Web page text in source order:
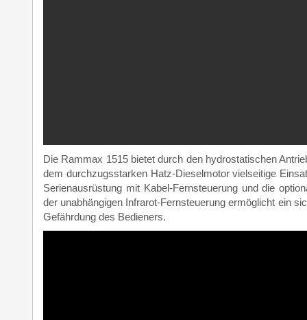
Die Rammax 1515 bietet durch den hydrostatischen
dem durchzugsstarken Hatz-Dieselmotor vielseitige
Serienausrüstung mit Kabel-Fernsteuerung und die
der unabhängigen Infrarot-Fernsteuerung ermöglicht ein
Gefährdung des Bedieners.